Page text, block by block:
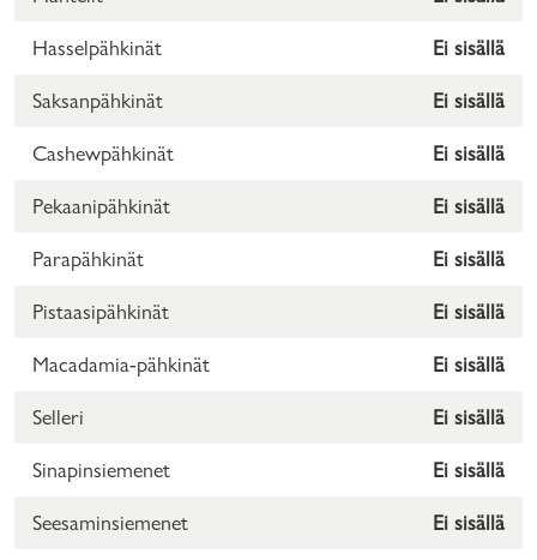
Hasselpähkinät Ei sisällä
Saksanpähkinät Ei sisällä
Cashewpähkinät Ei sisällä
Pekaanipähkinät Ei sisällä
Parapähkinät Ei sisällä
Pistaasipähkinät Ei sisällä
Macadamia-pähkinät Ei sisällä
Selleri Ei sisällä
Sinapinsiemenet Ei sisällä
Seesaminsiemenet Ei sisällä